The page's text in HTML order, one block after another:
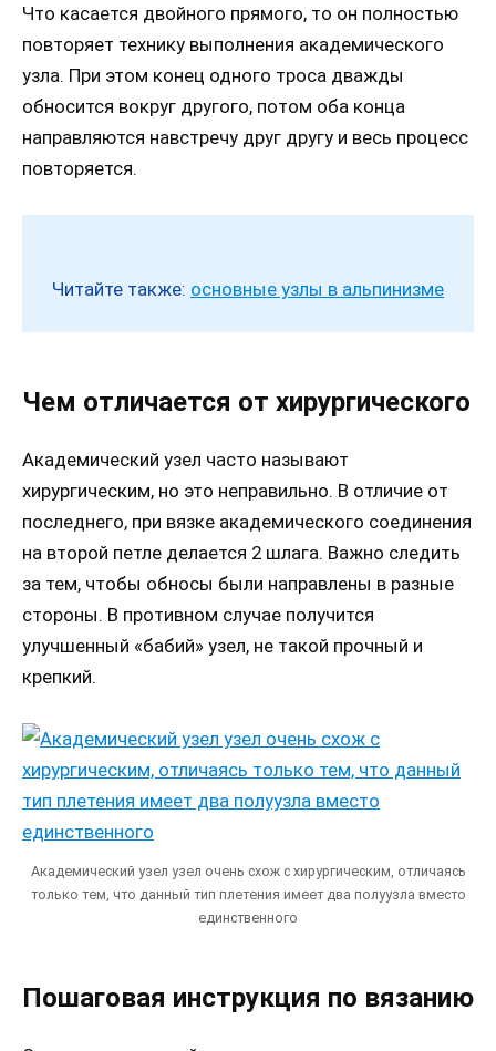
Что касается двойного прямого, то он полностью
повторяет технику выполнения академического
узла. При этом конец одного троса дважды
обносится вокруг другого, потом оба конца
направляются навстречу друг другу и весь процесс
повторяется.
Читайте также: основные узлы в альпинизме
Чем отличается от хирургического
Академический узел часто называют
хирургическим, но это неправильно. В отличие от
последнего, при вязке академического соединения
на второй петле делается 2 шлага. Важно следить
за тем, чтобы обносы были направлены в разные
стороны. В противном случае получится
улучшенный «бабий» узел, не такой прочный и
крепкий.
Академический узел узел очень схож с хирургическим, отличаясь
только тем, что данный тип плетения имеет два полуузла вместо
единственного
Пошаговая инструкция по вязанию